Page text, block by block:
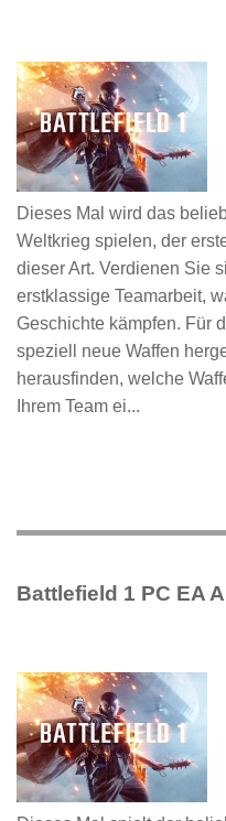
Dieses Mal wird das
Weltkrieg spielen, der
dieser Art. Verdienen Sie
erstklassige Teamarbeit,
Geschichte kämpfen. Für
speziell neue Waffen
herausfinden, welche
Ihrem Team ei...
Battlefield 1 PC EA